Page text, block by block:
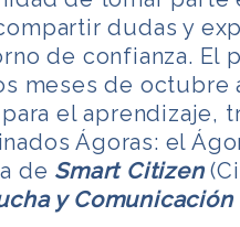
dudas y
de confianza. El
meses de octubre
el aprendizaje,
Ágoras: el
de Smart Citizen
y